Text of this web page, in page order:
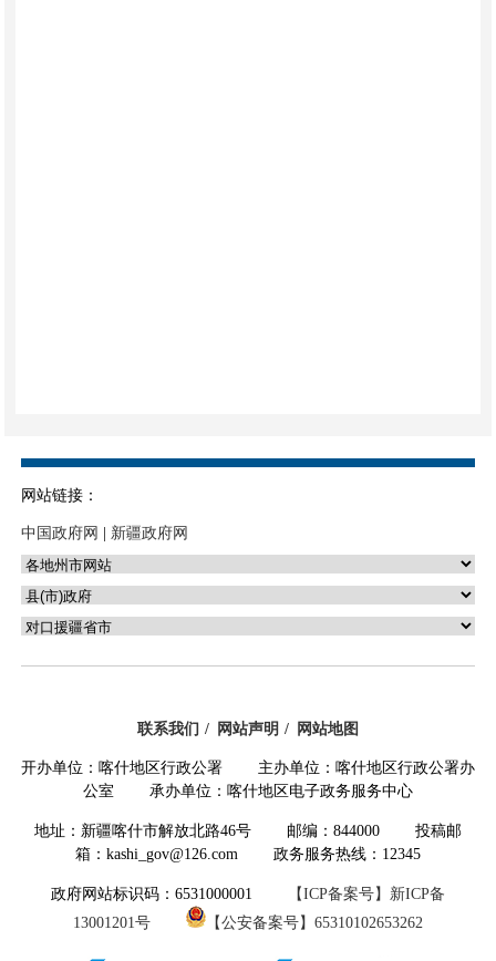
网站链接：
中国政府网 新疆政府网
联系我们 网站声明 网站地图
开办单位：喀什地区行政公署 主办单位：喀什地区行政公署办
公室 承办单位：喀什地区电子政务服务中心
地址：新疆喀什市解放北路46号 邮编：844000 投稿邮
箱：kashi_gov@126.com 政务服务热线：12345
政府网站标识码：6531000001
【ICP备案号】新ICP备
13001201号
【公安备案号】65310102653262